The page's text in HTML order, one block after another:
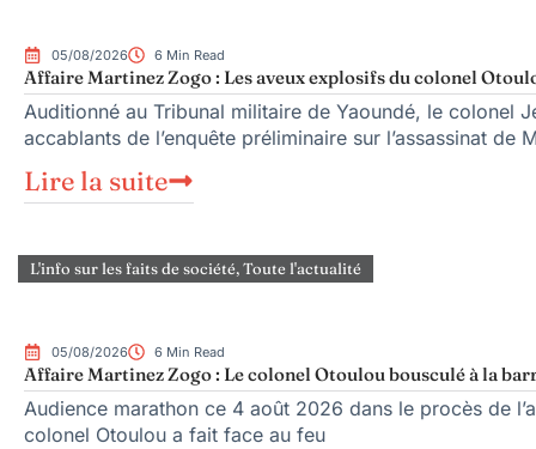
05/08/2026 6 Min Read
Affaire Martinez Zogo : Les aveux explosifs du colonel
Auditionné au Tribunal militaire de Yaoundé, le colonel
accablants de l’enquête préliminaire sur l’assassinat de
Lire la suite
L'info sur les faits de société,Toute l'actualité
05/08/2026 6 Min Read
Affaire Martinez Zogo : Le colonel Otoulou bousculé à la
Audience marathon ce 4 août 2026 dans le procès de
colonel Otoulou a fait face au feu